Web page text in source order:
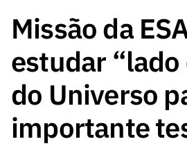
Internacional
Prémios
Concursos
Concursos
Calendário de
Concursos FCT
Serviços
ServiçosServiços digitais:
Tecnologia para o
Conhecimento
Media
MediaNotícias
Notas de
Sobre
Missão da
estudar “lado
do Universo
importante